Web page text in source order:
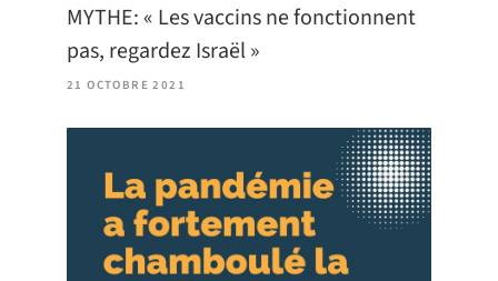
MYTHE: « Les vaccins ne fonctionnent
pas, regardez Israël »
21 OCTOBRE 2021